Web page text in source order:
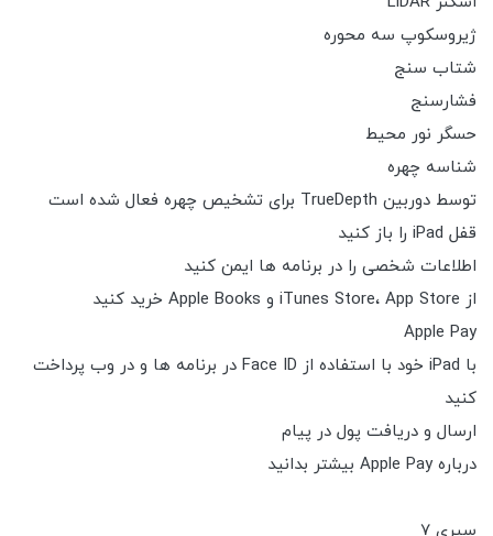
ژیروسکوپ سه محوره
شتاب سنج
فشارسنج
حسگر نور محیط
شناسه چهره
توسط دوربین TrueDepth برای تشخیص چهره فعال شده است
قفل iPad را باز کنید
اطلاعات شخصی را در برنامه ها ایمن کنید
از iTunes Store، App Store و Apple Books خرید کنید
Apple Pay
با iPad خود با استفاده از Face ID در برنامه ها و در وب پرداخت
کنید
ارسال و دریافت پول در پیام
درباره Apple Pay بیشتر بدانید